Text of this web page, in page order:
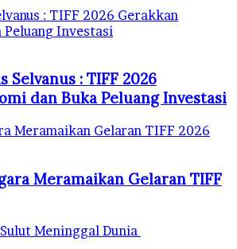
: TIFF 2026 Gerakkan
Investasi
Selvanus : TIFF 2026
dan Buka Peluang Investasi
Meramaikan Gelaran TIFF 2026
Meramaikan Gelaran TIFF
Meninggal Dunia